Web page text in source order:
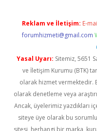
Reklam ve İletişim: E-
forumhizmeti@gmail.com
Yasal Uyarı: Sitemiz, 5651
ve İletişim Kurumu (BTK)
olarak hizmet vermektedir.
olarak denetleme veya
Ancak, üyelerimiz yazdıkları
siteye üye olarak bu
sitesi, herhangi bir marka,